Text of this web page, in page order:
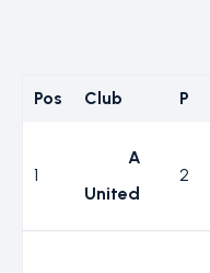
Pos Club P
1
A
United
2